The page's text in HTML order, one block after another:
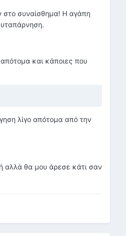
στο συναίσθημα! Η αγάπη
και κάποιες που
λίγο απότομα από την
αλλά θα μου άρεσε κάτι σαν